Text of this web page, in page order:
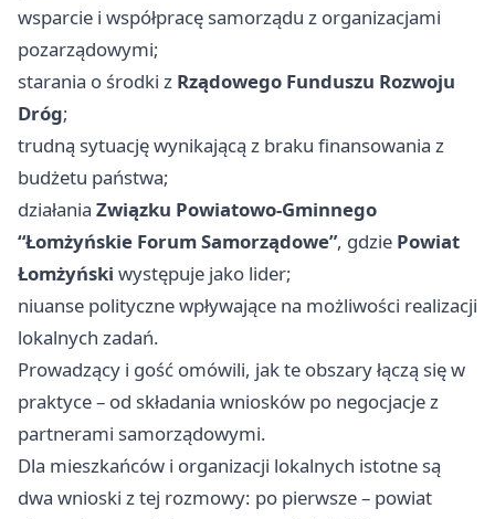
wsparcie i współpracę samorządu z organizacjami
pozarządowymi;
starania o środki z Rządowego Funduszu Rozwoju
Dróg;
trudną sytuację wynikającą z braku finansowania z
budżetu państwa;
działania Związku Powiatowo-Gminnego
“Łomżyńskie Forum Samorządowe”, gdzie Powiat
Łomżyński występuje jako lider;
niuanse polityczne wpływające na możliwości realizacji
lokalnych zadań.
Prowadzący i gość omówili, jak te obszary łączą się w
praktyce – od składania wniosków po negocjacje z
partnerami samorządowymi.
Dla mieszkańców i organizacji lokalnych istotne są
dwa wnioski z tej rozmowy: po pierwsze – powiat